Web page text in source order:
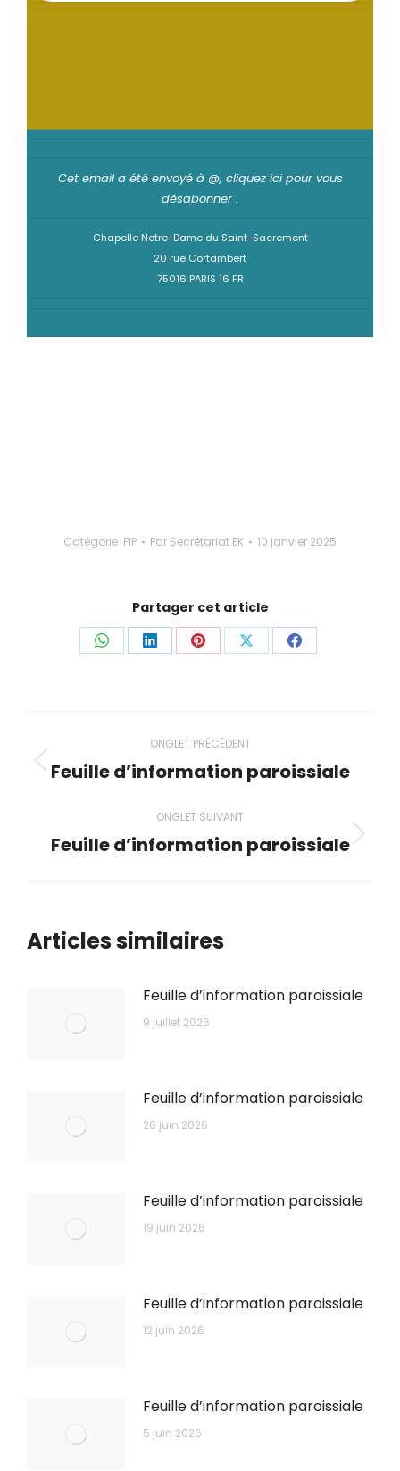
Cet email a été envoyé à @, cliquez ici pour vous
désabonner .
Chapelle Notre-Dame du Saint-Sacrement
20 rue Cortambert
75016 PARIS 16 FR
Catégorie FIP Par Secrétariat EK 10 janvier 2025
Partager cet article
PartagerPartagerPartagerPartagerPartager
Navigation
de
commentaire
ONGLET PRÉCÉDENT
Onglet
Feuille d’information paroissiale
ONGLET SUIVANT
Onglet
Feuille d’information paroissiale
Articles similaires
Feuille d’information paroissiale
9 juillet 2026
Feuille d’information paroissiale
26 juin 2026
Feuille d’information paroissiale
19 juin 2026
Feuille d’information paroissiale
12 juin 2026
Feuille d’information paroissiale
5 juin 2026